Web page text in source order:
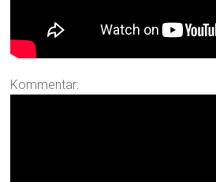
Kommentar: